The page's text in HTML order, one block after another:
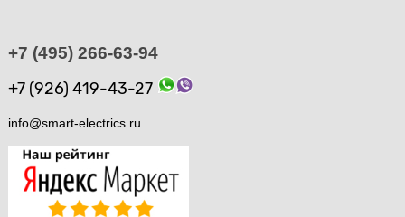
+7 (495) 266-63-94
+7 (926) 419-43-27
info@smart-electrics.ru